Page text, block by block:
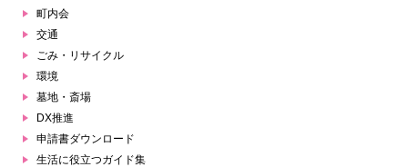
町内会
交通
ごみ・リサイクル
環境
墓地・斎場
DX推進
申請書ダウンロード
生活に役立つガイド集